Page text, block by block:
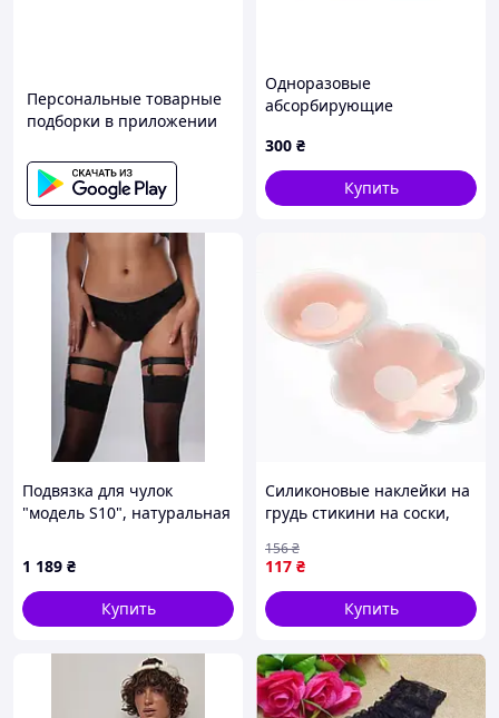
Персональные товарные
подборки в приложении
Одноразовые
абсорбирующие
0025, 60 штук
300 ₴
Купить
Подвязка для чулок
"модель S10", натуральная
черная
1 189 ₴
Купить
Силиконовые наклейки на
грудь стикини на соски,
грудь бежевые
117 ₴
156₴
Купить